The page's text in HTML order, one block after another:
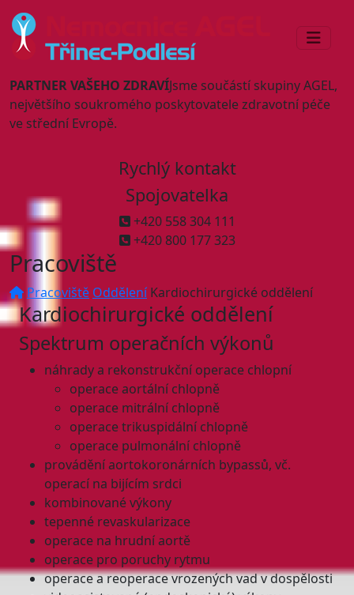
PARTNER VAŠEHO ZDRAVÍJsme součástí skupiny AGEL,
největšího soukromého poskytovatele zdravotní péče
ve střední Evropě.
Rychlý kontakt
Spojovatelka
+420 558 304 111
+420 800 177 323
Pracoviště
Pracoviště Oddělení Kardiochirurgické oddělení
Kardiochirurgické oddělení
Spektrum operačních výkonů
náhrady a rekonstrukční operace chlopní
operace aortální chlopně
operace mitrální chlopně
operace trikuspidální chlopně
operace pulmonální chlopně
provádění aortokoronárních bypassů, vč.
operací na bijícím srdci
kombinované výkony
tepenné revaskularizace
operace na hrudní aortě
operace pro poruchy rytmu
operace a reoperace vrozených vad v dospělosti